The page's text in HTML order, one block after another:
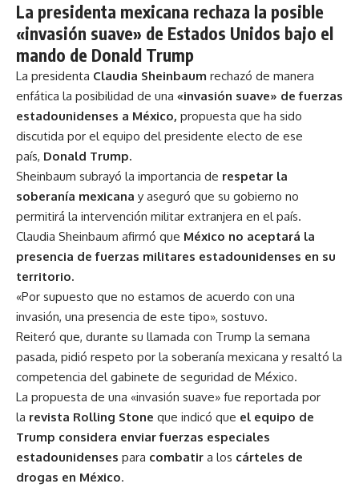
La presidenta mexicana rechaza la posible
«invasión suave» de Estados Unidos bajo el
mando de Donald Trump
La presidenta Claudia Sheinbaum rechazó de manera
enfática la posibilidad de una «invasión suave» de fuerzas
estadounidenses a México, propuesta que ha sido
discutida por el equipo del presidente electo de ese
país, Donald Trump.
Sheinbaum subrayó la importancia de respetar la
soberanía mexicana y aseguró que su gobierno no
permitirá la intervención militar extranjera en el país.
Claudia Sheinbaum afirmó que México no aceptará la
presencia de fuerzas militares estadounidenses en su
territorio.
«Por supuesto que no estamos de acuerdo con una
invasión, una presencia de este tipo», sostuvo.
Reiteró que, durante su llamada con Trump la semana
pasada, pidió respeto por la soberanía mexicana y resaltó la
competencia del gabinete de seguridad de México.
La propuesta de una «invasión suave» fue reportada por
la revista Rolling Stone que indicó que el equipo de
Trump considera enviar fuerzas especiales
estadounidenses para combatir a los cárteles de
drogas en México.